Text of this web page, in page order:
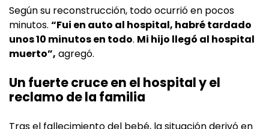
Según su reconstrucción, todo ocurrió en pocos
minutos. “Fui en auto al hospital, habré tardado
unos 10 minutos en todo. Mi hijo llegó al hospital
muerto”, agregó.
Un fuerte cruce en el hospital y el
reclamo de la familia
Tras el fallecimiento del bebé, la situación derivó en